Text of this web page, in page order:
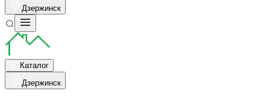
Дзержинск
Каталог
Дзержинск